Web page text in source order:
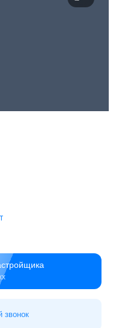
звонок